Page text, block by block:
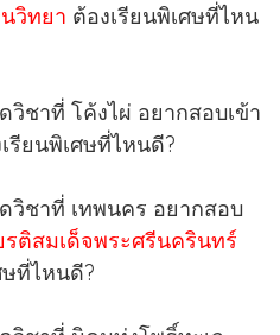
วิทยา ต้องเรียนพิเศษที่ไหน
วิชาที่ โค้งไผ่ อยากสอบเข้า
รียนพิเศษที่ไหนดี?
วิชาที่ เทพนคร อยากสอบ
รติสมเด็จพระศรีนครินทร์
ษที่ไหนดี?